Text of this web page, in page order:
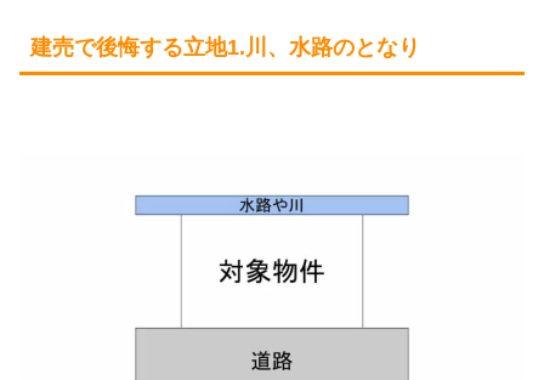
建売で後悔する立地1.川、水路のとなり